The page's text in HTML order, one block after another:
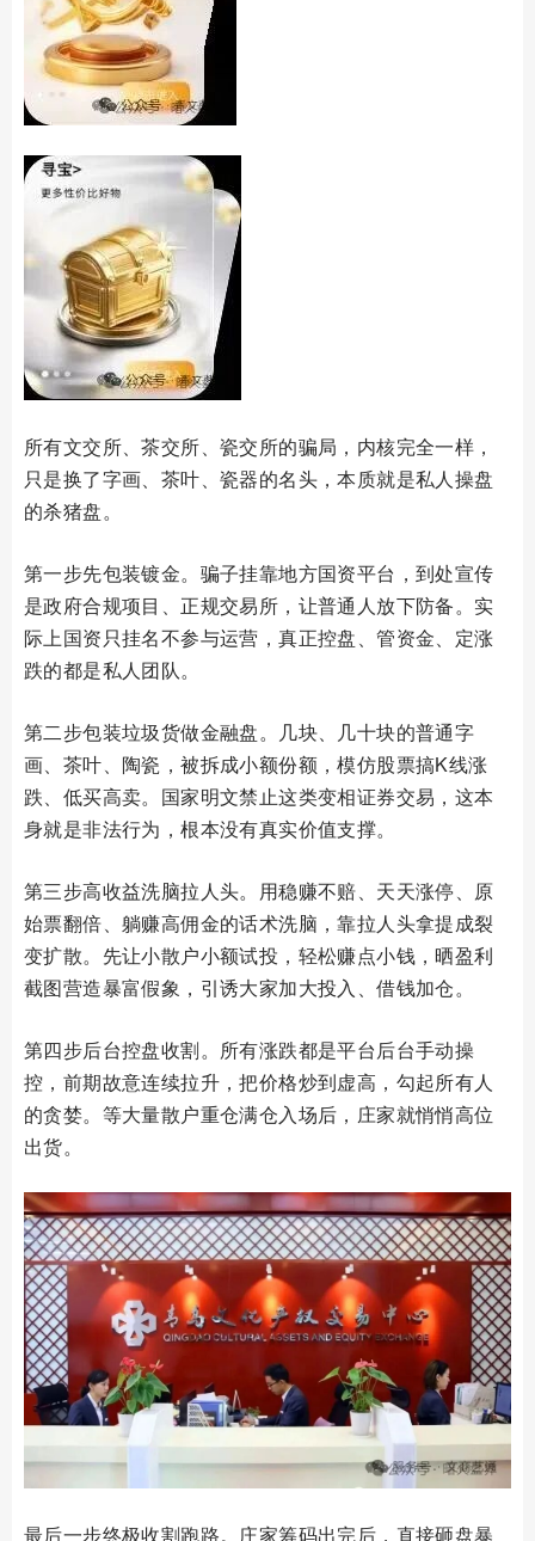
所有文交所、茶交所、瓷交所的骗局，内核完全一样，
只是换了字画、茶叶、瓷器的名头，本质就是私人操盘
的杀猪盘。
第一步先包装镀金。骗子挂靠地方国资平台，到处宣传
是政府合规项目、正规交易所，让普通人放下防备。实
际上国资只挂名不参与运营，真正控盘、管资金、定涨
跌的都是私人团队。
第二步包装垃圾货做金融盘。几块、几十块的普通字
画、茶叶、陶瓷，被拆成小额份额，模仿股票搞K线涨
跌、低买高卖。国家明文禁止这类变相证券交易，这本
身就是非法行为，根本没有真实价值支撑。
第三步高收益洗脑拉人头。用稳赚不赔、天天涨停、原
始票翻倍、躺赚高佣金的话术洗脑，靠拉人头拿提成裂
变扩散。先让小散户小额试投，轻松赚点小钱，晒盈利
截图营造暴富假象，引诱大家加大投入、借钱加仓。
第四步后台控盘收割。所有涨跌都是平台后台手动操
控，前期故意连续拉升，把价格炒到虚高，勾起所有人
的贪婪。等大量散户重仓满仓入场后，庄家就悄悄高位
出货。
最后一步终极收割跑路。庄家筹码出完后，直接砸盘暴